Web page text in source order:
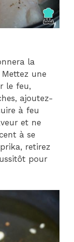
la
une
le feu,
ajoutez-
à feu
et ne
à se
retirez
pour